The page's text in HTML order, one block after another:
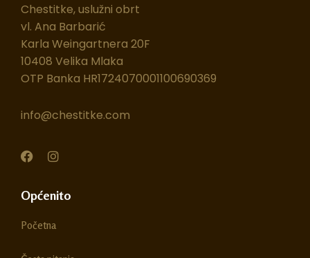
Chestitke, uslužni obrt
vl. Ana Barbarić
Karla Weingartnera 20F
10408 Velika Mlaka
OTP Banka HR1724070001100690369
info@chestitke.com
F
e
b
o
I
t
r
Općenito
Početna